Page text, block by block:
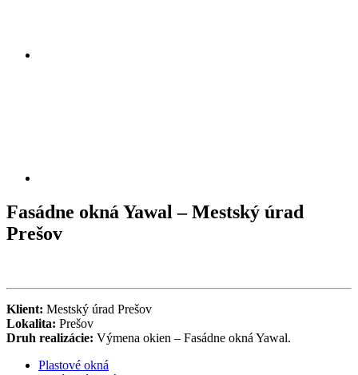
Fasádne okná Yawal – Mestský úrad
Prešov
Klient: Mestský úrad Prešov
Lokalita: Prešov
Druh realizácie: Výmena okien – Fasádne okná Yawal.
Plastové okná